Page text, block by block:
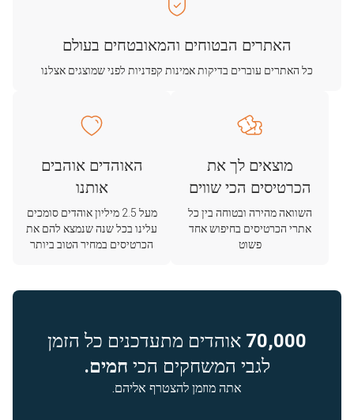
האתרים הבטוחים והמאובטחים בעולם
כל האתרים עוברים בדיקות אמינות קפדניות לפני שמוצגים אצלנו
מוצאים לך את
הכרטיסים הכי שווים
השוואה מהירה ובטוחה בין כל
אתרי הכרטיסים בחיפוש אחד
פשוט
האוהדים אוהבים
אותנו
מעל 2.5 מיליון אוהדים סומכים
עלינו בכל שנה שנמצא להם את
הכרטיסים במחיר הטוב ביותר
70,000 אוהדים מתעדכנים כל הזמן
לגבי המשחקים הכי חמים.
אתה מוזמן להצטרף אליהם.